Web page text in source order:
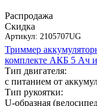
Распродажа
Скидка
Артикул: 2105707UG
Триммер
комплекте АКБ 5 Ач
Тип двигателя:
с питанием от
Тип рукоятки:
U-образная